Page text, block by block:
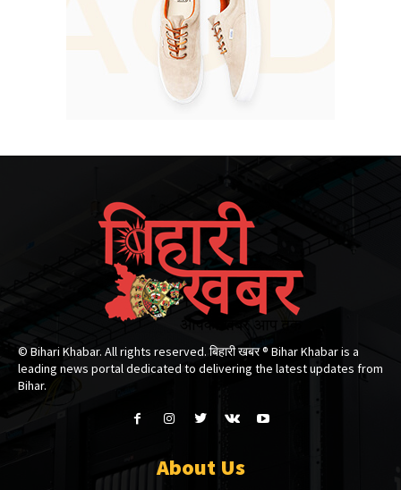
© Bihari Khabar. All rights reserved. बिहारी खबर ®​ Bihar Khabar is a
leading news portal dedicated to delivering the latest updates from
Bihar.
About Us